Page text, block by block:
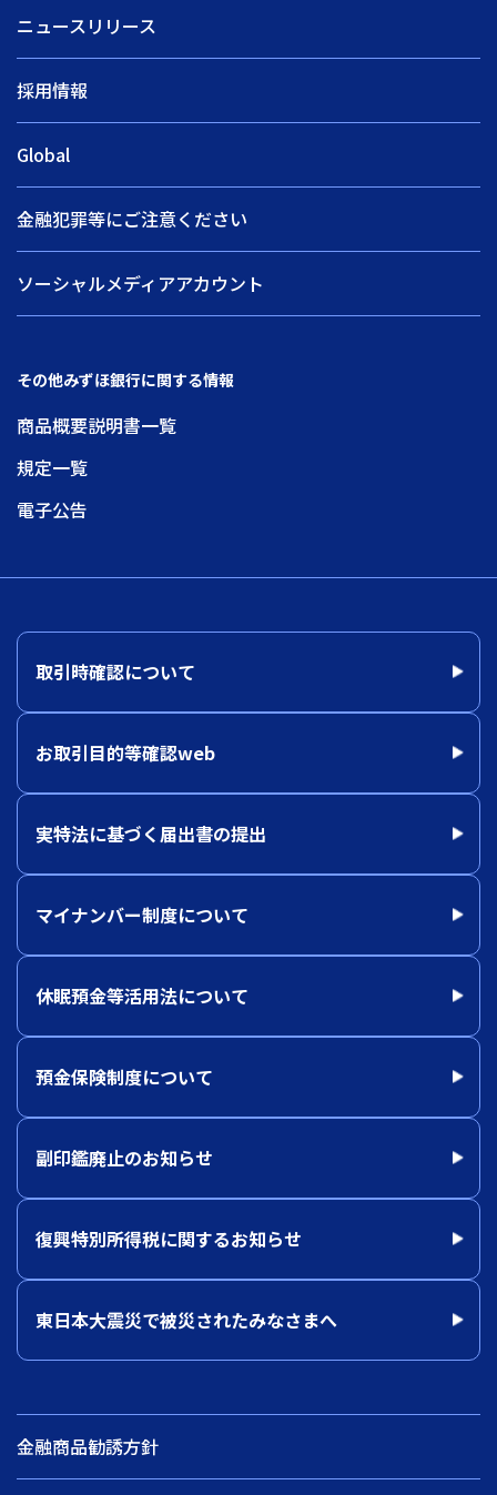
ニュースリリース
採用情報
Global
金融犯罪等にご注意ください
ソーシャルメディアアカウント
その他みずほ銀行に関する情報
商品概要説明書一覧
規定一覧
電子公告
取引時確認について
お取引目的等確認web
実特法に基づく届出書の提出
マイナンバー制度について
休眠預金等活用法について
預金保険制度について
副印鑑廃止のお知らせ
復興特別所得税に関するお知らせ
東日本大震災で被災されたみなさまへ
金融商品勧誘方針